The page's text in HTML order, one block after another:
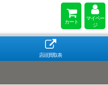
カート
マイペー
ジ
店頭買取表